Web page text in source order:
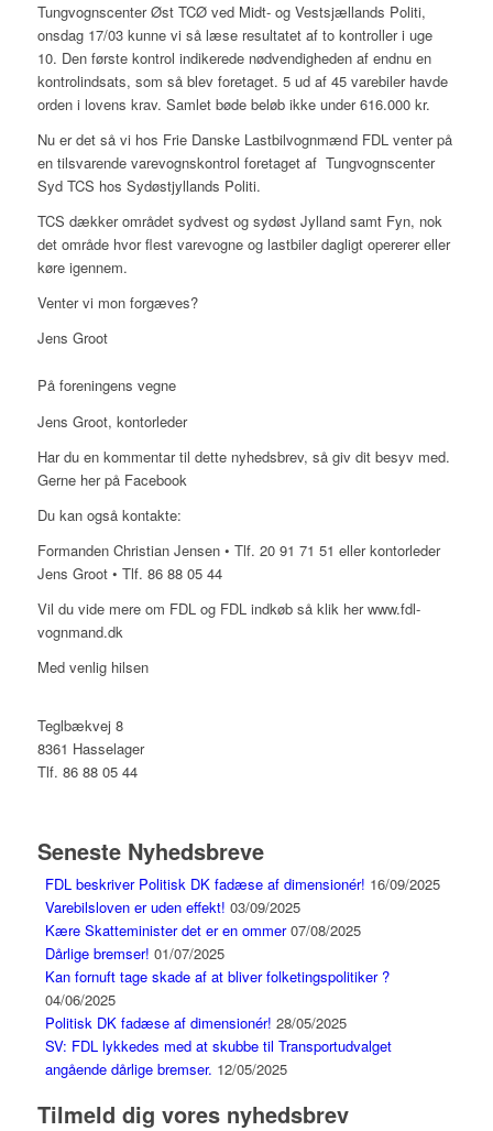
Tungvognscenter Øst TCØ ved Midt- og Vestsjællands Politi,
onsdag 17/03 kunne vi så læse resultatet af to kontroller i uge
10. Den første kontrol indikerede nødvendigheden af endnu en
kontrolindsats, som så blev foretaget. 5 ud af 45 varebiler havde
orden i lovens krav. Samlet bøde beløb ikke under 616.000 kr.
Nu er det så vi hos Frie Danske Lastbilvognmænd FDL venter på
en tilsvarende varevognskontrol foretaget af Tungvognscenter
Syd TCS hos Sydøstjyllands Politi.
TCS dækker området sydvest og sydøst Jylland samt Fyn, nok
det område hvor flest varevogne og lastbiler dagligt opererer eller
køre igennem.
Venter vi mon forgæves?
Jens Groot
På foreningens vegne
Jens Groot, kontorleder
Har du en kommentar til dette nyhedsbrev, så giv dit besyv med.
Gerne her på Facebook
Du kan også kontakte:
Formanden Christian Jensen • Tlf. 20 91 71 51 eller kontorleder
Jens Groot • Tlf. 86 88 05 44
Vil du vide mere om FDL og FDL indkøb så klik her www.fdl-
vognmand.dk
Med venlig hilsen
Teglbækvej 8
8361 Hasselager
Tlf. 86 88 05 44
Seneste Nyhedsbreve
FDL beskriver Politisk DK fadæse af dimensionér! 16/09/2025
Varebilsloven er uden effekt! 03/09/2025
Kære Skatteminister det er en ommer 07/08/2025
Dårlige bremser! 01/07/2025
Kan fornuft tage skade af at bliver folketingspolitiker ?
04/06/2025
Politisk DK fadæse af dimensionér! 28/05/2025
SV: FDL lykkedes med at skubbe til Transportudvalget
angående dårlige bremser. 12/05/2025
Tilmeld dig vores nyhedsbrev